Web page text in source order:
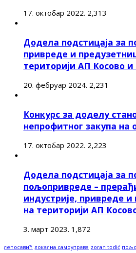
17. октобар 2022. 2,313
Додела подстицаја за
привреде и
територији АП Косово и
20. фебруар 2024. 2,231
Конкурс за доделу
непрофитног закупа на
17. октобар 2022. 2,223
Додела подстицаја за
пољопривреде –
индустрије, привреде
на територији АП
3. март 2023. 1,872
лепосавић локална самоуправа zoran todić